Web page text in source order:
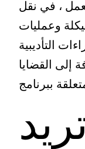
، في نقل
وعمليات
التأديبية
إلى القضايا